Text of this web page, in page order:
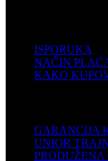
ISPORUKA
NAČIN
KAKO
GARANCIJA
UNIOR
PRODUŽENA